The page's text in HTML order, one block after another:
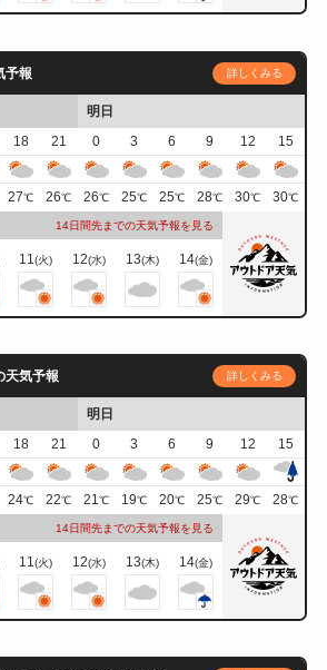
予報 詳しくみる
明日
18 21 0 3 6 9 12
15
27℃ 26℃ 26℃ 25℃ 25℃ 28℃ 30℃ 30℃
14日間先までの天気予報を見る
11 (火) 12(水) 13(木) 14(金)
天気予報 詳しくみる
明日
18 21 0 3 6 9 12
15
24℃ 22℃ 21℃ 19℃ 20℃ 25℃ 29℃ 28℃
14日間先までの天気予報を見る
11 (火) 12(水) 13(木) 14(金)